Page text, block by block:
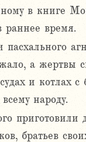
в книге
раннее время.
а жертвы
и котлах с
народу.
приготовили
братьев